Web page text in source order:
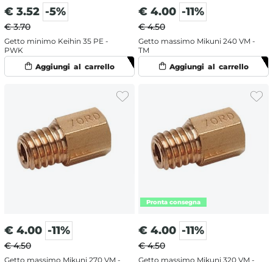
€ 3.52 -5%
€ 3.70
Getto minimo Keihin 35 PE -
PWK
€ 4.00 -11%
€ 4.50
Getto massimo Mikuni 240 VM -
TM
€ 4.00 -11%
€ 4.50
Getto massimo Mikuni 270 VM -
€ 4.00 -11%
€ 4.50
Getto massimo Mikuni 320 VM -